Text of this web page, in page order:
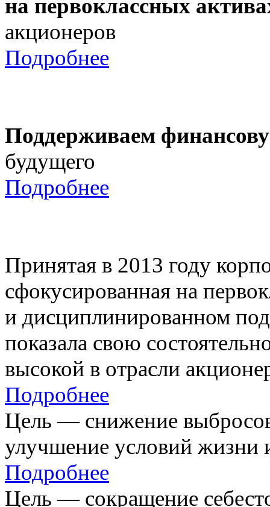
на первоклассных
акционеров
Подробнее
Поддерживаем
будущего
Подробнее
Принятая в 2013 году
сфокусированная на
и дисциплинированном
показала свою
высокой в отрасли
Подробнее
Цель — снижение
улучшение условий жизни
Подробнее
Цель — сокращение